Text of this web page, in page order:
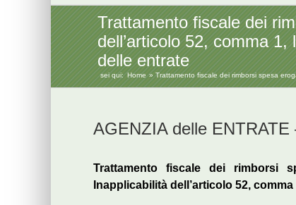
Trattamento fiscale dei
dell’articolo 52, comma
delle entrate
sei qui: Home Trattamento fiscale dei rimborsi spesa
AGENZIA delle
Trattamento fiscale dei rimborsi
Inapplicabilità dell’articolo 52,